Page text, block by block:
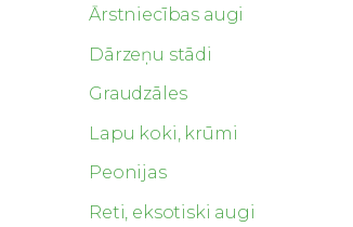
Ārstniecības augi
Dārzeņu stādi
Graudzāles
Lapu koki, krūmi
Peonijas
Reti, eksotiski augi